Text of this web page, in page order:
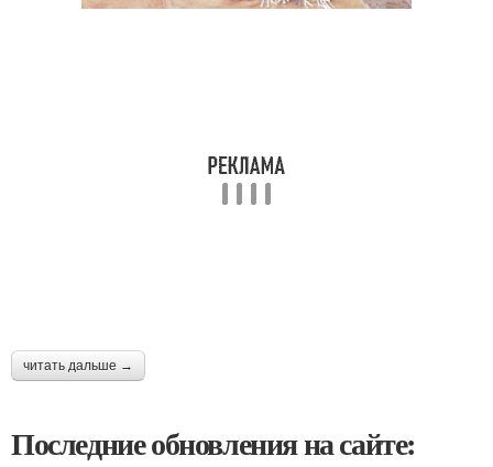
читать дальше →
Последние обновления на сайте: